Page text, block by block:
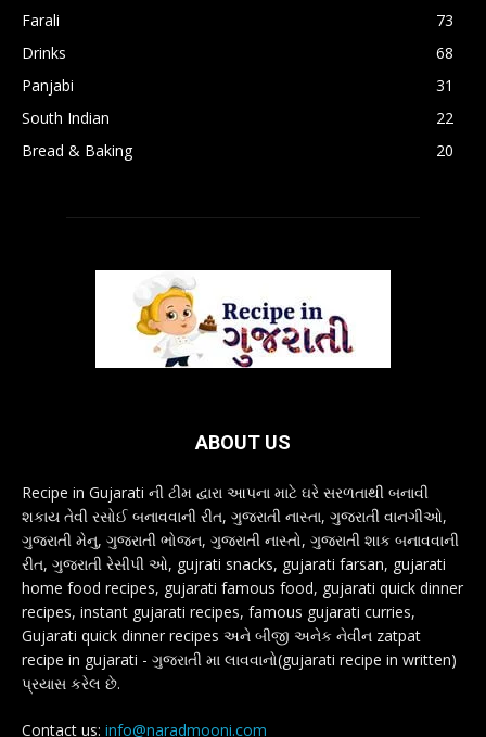
Farali
73
Drinks
68
Panjabi
31
South Indian
22
Bread & Baking
20
ABOUT US
Recipe in Gujarati ની ટીમ દ્વારા આપના માટે ઘરે સરળતાથી બનાવી
શકાય તેવી રસોઈ બનાવવાની રીત, ગુજરાતી નાસ્તા, ગુજરાતી વાનગીઓ,
ગુજરાતી મેનુ, ગુજરાતી ભોજન, ગુજરાતી નાસ્તો, ગુજરાતી શાક બનાવવાની
રીત, ગુજરાતી રેસીપી ઓ, gujrati snacks, gujarati farsan, gujarati
home food recipes, gujarati famous food, gujarati quick dinner
recipes, instant gujarati recipes, famous gujarati curries,
Gujarati quick dinner recipes અને બીજી અનેક નેવીન zatpat
recipe in gujarati - ગુજરાતી મા લાવવાનો(gujarati recipe in written)
પ્રયાસ કરેલ છે.
Contact us: info@naradmooni.com